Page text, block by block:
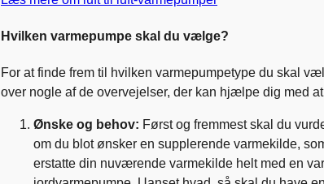
Hvilken varmepumpe skal du vælge?
For at finde frem til hvilken varmepumpetype du skal
over nogle af de overvejelser, der kan hjælpe dig med
Ønske og behov: Først og fremmest skal du
om du blot ønsker en supplerende varmekilde,
erstatte din nuværende varmekilde helt med en